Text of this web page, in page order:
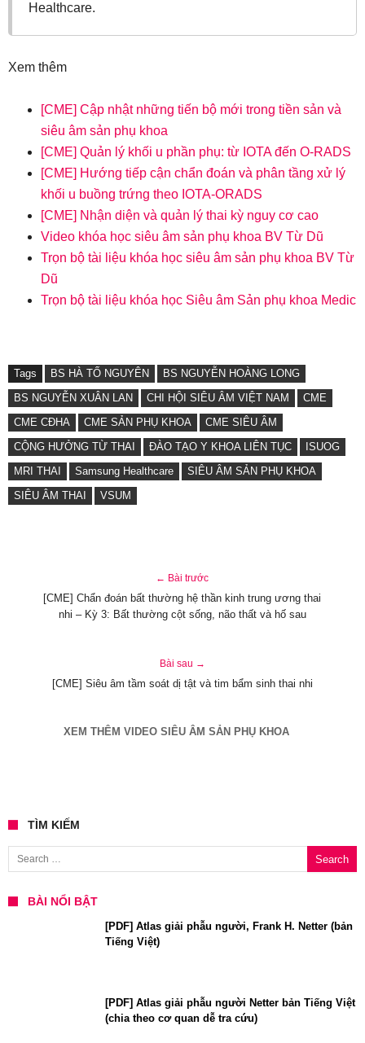
Healthcare.
Xem thêm
[CME] Cập nhật những tiến bộ mới trong tiền sản và
siêu âm sản phụ khoa
[CME] Quản lý khối u phần phụ: từ IOTA đến O-RADS
[CME] Hướng tiếp cận chẩn đoán và phân tầng xử lý
khối u buồng trứng theo IOTA-ORADS
[CME] Nhận diện và quản lý thai kỳ nguy cơ cao
Video khóa học siêu âm sản phụ khoa BV Từ Dũ
Trọn bộ tài liệu khóa học siêu âm sản phụ khoa BV Từ
Dũ
Trọn bộ tài liệu khóa học Siêu âm Sản phụ khoa Medic
Tags BS HÀ TỐ NGUYÊN
BS NGUYỄN HOÀNG LONG
BS NGUYỄN XUÂN LAN
CHI HỘI SIÊU ÂM VIỆT NAM
CME
CME CĐHA
CME SẢN PHỤ KHOA
CME SIÊU ÂM
CỘNG HƯỞNG TỪ THAI
ĐÀO TẠO Y KHOA LIÊN TỤC
ISUOG
MRI THAI
Samsung Healthcare
SIÊU ÂM SẢN PHỤ KHOA
SIÊU ÂM THAI
VSUM
← Bài trước
[CME] Chẩn đoán bất thường hệ thần kinh trung ương thai
nhi – Kỳ 3: Bất thường cột sống, não thất và hố sau
Bài sau →
[CME] Siêu âm tầm soát dị tật và tim bẩm sinh thai nhi
XEM THÊM VIDEO SIÊU ÂM SẢN PHỤ KHOA
TÌM KIẾM
Search for:
BÀI NỔI BẬT
[PDF] Atlas giải phẫu người, Frank H. Netter (bản
Tiếng Việt)
[PDF] Atlas giải phẫu người Netter bản Tiếng Việt
(chia theo cơ quan dễ tra cứu)